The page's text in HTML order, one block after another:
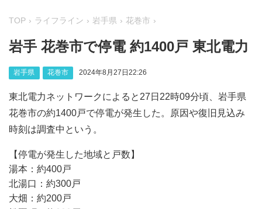
TOP ライフライン 岩手県 花巻市
岩手 花巻市で停電 約1400戸 東北電力
岩手県 花巻市 2024年8月27日22:26
東北電力ネットワークによると27日22時09分頃、岩手県
花巻市の約1400戸で停電が発生した。原因や復旧見込み
時刻は調査中という。
【停電が発生した地域と戸数】
湯本：約400戸
北湯口：約300戸
大畑：約200戸